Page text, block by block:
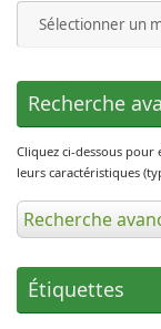
Journal
Recherche
Cliquez ci-dessous pour
leurs caractéristiques
Recherche
Étiquettes